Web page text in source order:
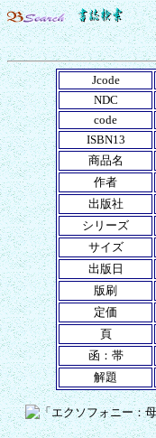
Jcode
NDC
code
ISBN13
商品名
作者
出版社
シリーズ
サイズ
出版日
版刷
定価
頁
函：帯
解題